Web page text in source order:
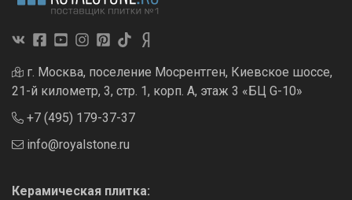
г. Москва, поселение Мосрентген, Киевское шоссе,
21-й километр, 3, стр. 1, корп. А, этаж 3 «БЦ G-10»
+7 (495) 179-37-37
info@royalstone.ru
Керамическая плитка: